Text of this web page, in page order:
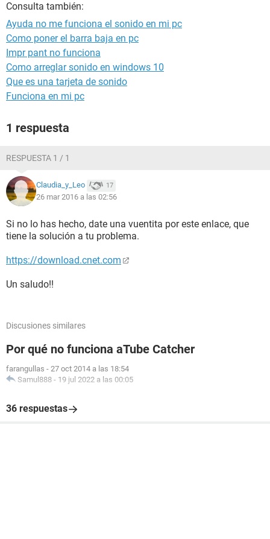
Consulta también:
Ayuda no me funciona el sonido en mi pc
Como poner el barra baja en pc
Impr pant no funciona
Como arreglar sonido en windows 10
Que es una tarjeta de sonido
Funciona en mi pc
1 respuesta
RESPUESTA 1 / 1
Claudia_y_Leo 17
26 mar 2016 a las 02:56
Si no lo has hecho, date una vuentita por este enlace, que
tiene la solución a tu problema.
https://download.cnet.com
Un saludo!!
Discusiones similares
Por qué no funciona aTube Catcher
farangullas - 27 oct 2014 a las 18:54
Samul888 - 19 jul 2022 a las 00:05
36 respuestas